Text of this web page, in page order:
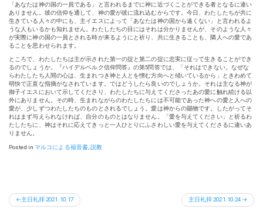
「あなたは神の国の一員である」と言われるまでに神に近づくことができる者となるに違い
ありません。彼の信仰を通して、神の愛が彼に流れ込むからです。今日、わたしたちが共に
生きている人々の中にも、主イエスによって「あなたは神の国から遠くない」と言われるよ
うな人もいるかも知れません。わたしたちの目にはそれは分かりませんが、そのような人々
が実際に神の国の一員とされる時が来るようにと祈り、共に生きることも、隣人への愛であ
ることを思わせられます。
ところで、わたしたちは主が示された第一の掟と第二の掟に忠実に従って生きることができ
るのでしょうか。『ハイデルベルク信仰問答』の第5問答では、「それはできない。なぜな
らわたしたち人間の心は、生まれつき神と人とを憎む方向へと傾いているから」ときわめて
明快で正直な指摘がなされています。ではどうしたら良いのでしょうか。それは主なる神が
御子イエスにおいて示してくださり、わたしたちに与えてくださったあの愛に触れ続ける以
外にありません。その時、生まれながらのわたしたちには不可能であった神への愛と人への
愛が、少しずつわたしたちのものとされるでしょう。愛は神からの賜物です。したがってそ
れはまず与えられなければ、自分のものとはなりません。「愛を与えてください」と祈るわ
たしたちに、神はそれに応えてきっと一人ひとりにふさわしい愛を与えてくださるに違いあ
りません。
Posted in マルコによる福音書,説教
投 主日礼拝 2021.10.17 主日礼拝 2021.10.24